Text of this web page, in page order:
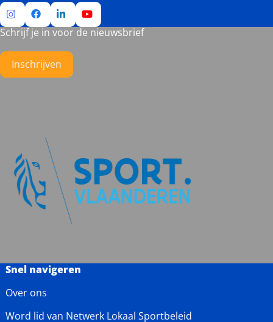
Ga
Instagram
Ga
Facebook
Ga
LinkedIn
Ga
Snel navigeren
Over ons
Word lid van Netwerk Lokaal Sportbeleid
Schrijf je in voor de nieuwsbrief
Inschrijven